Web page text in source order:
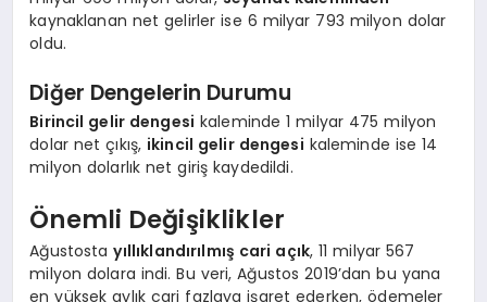
kaynaklanan net gelirler ise 6 milyar 793 milyon dolar
oldu.
Diğer Dengelerin Durumu
Birincil gelir dengesi kaleminde 1 milyar 475 milyon
dolar net çıkış, ikincil gelir dengesi kaleminde ise 14
milyon dolarlık net giriş kaydedildi.
Önemli Değişiklikler
Ağustostayıllıklandırılmış cari açık, 11 milyar 567
milyon dolara indi. Bu veri, Ağustos 2019’dan bu yana
en yüksek aylık cari fazlaya işaret ederken, ödemeler